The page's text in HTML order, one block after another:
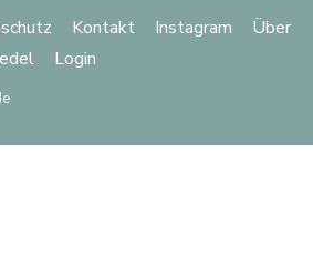
Kontakt Instagram
Über
Login